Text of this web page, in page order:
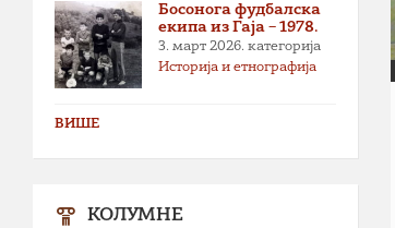
Босонога фудбалска
екипа из Гаја – 1978.
3. март 2026. категорија
Историја и етнографија
ВИШЕ
КОЛУМНЕ